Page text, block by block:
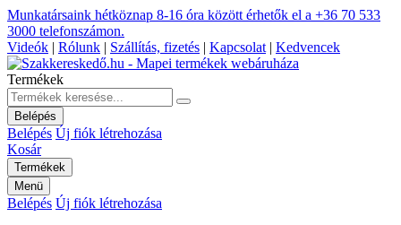
Munkatársaink hétköznap 8-16 óra között érhetők el a +36 70 533
3000 telefonszámon.
Videók | Rólunk | Szállítás, fizetés | Kapcsolat | Kedvencek
Termékek
Belépés
Belépés Új fiók létrehozása
Kosár
Termékek
Menü
Belépés Új fiók létrehozása